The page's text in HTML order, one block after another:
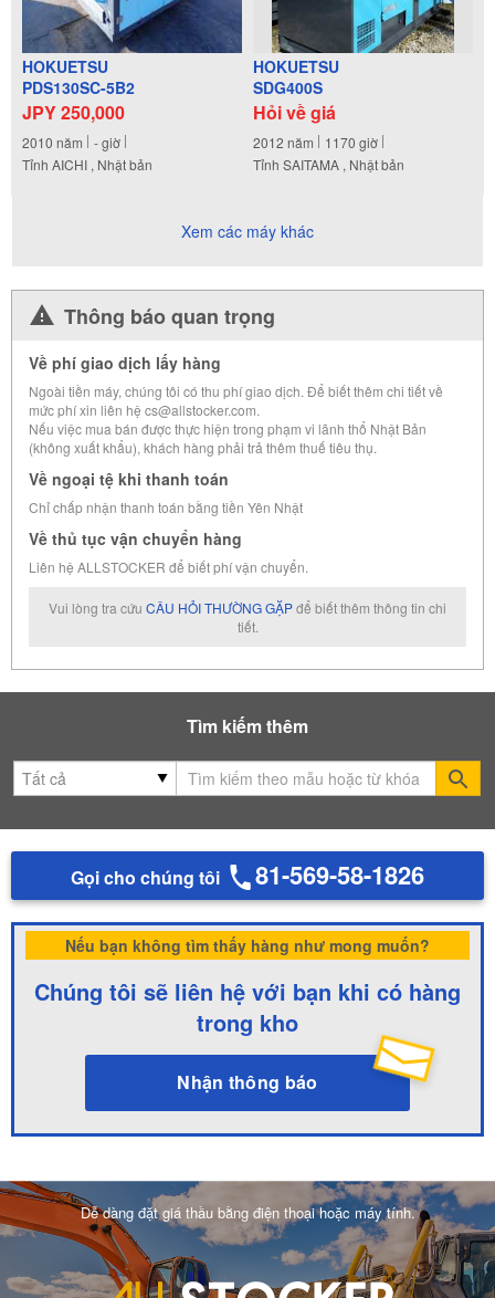
HOKUETSU
PDS130SC-5B2
JPY 250,000
2010 năm -giờ
Tỉnh AICHI , Nhật bản
HOKUETSU
SDG400S
Hỏi về giá
2012 năm 1170 giờ
Tỉnh SAITAMA , Nhật bản
Xem các máy khác
Thông báo quan trọng
Về phí giao dịch lấy hàng
Ngoài tiền máy, chúng tôi có thu phí giao dịch. Để biết thêm chi tiết về
mức phí xin liên hệ cs@allstocker.com.
Nếu việc mua bán được thực hiện trong phạm vi lãnh thổ Nhật Bản
(không xuất khẩu), khách hàng phải trả thêm thuế tiêu thụ.
Về ngoại tệ khi thanh toán
Chỉ chấp nhận thanh toán bằng tiền Yên Nhật
Về thủ tục vận chuyển hàng
Liên hệ ALLSTOCKER để biết phí vận chuyển.
Vui lòng tra cứu CÂU HỎI THƯỜNG GẶPđể biết thêm thông tin chi
tiết.
Tìm kiếm thêm
Gọi cho chúng tôi 81-569-58-1826
Nếu bạn không tìm thấy hàng như mong muốn?
Chúng tôi sẽ liên hệ với bạn khi có hàng
trong kho
Nhận thông báo
Dễ dàng đặt giá thầu bằng điện thoại hoặc máy tính.